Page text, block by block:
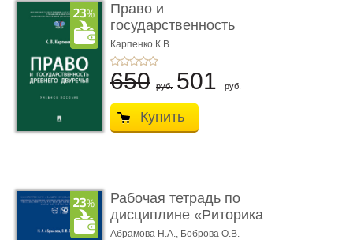
Право и
государственность
Древнего Двуречья. �
...
Карпенко К.В.
650 руб. 501 руб.
Купить
Рабочая тетрадь по
дисциплине «Риторика
для ю� ...
Абрамова Н.А., Боброва О.В.